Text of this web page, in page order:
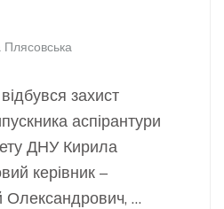
Плясовська
захист
аспірантури
ДНУ Кирила
керівник –
Олександрович, …